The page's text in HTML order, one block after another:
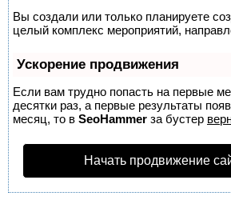
Вы создали или только планируете
целый комплекс мероприятий,
Ускорение продвижения
Если вам трудно попасть на первые
десятки раз, а первые результаты
месяц, то в SeoHammer за бустер
Начать продвижение